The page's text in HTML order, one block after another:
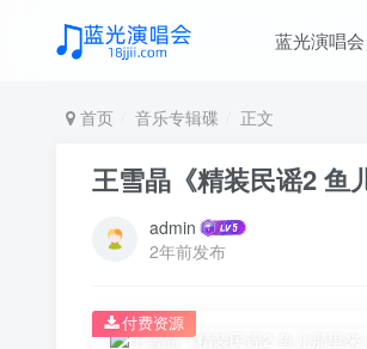
蓝光演唱会
首页 音乐专辑碟 正文
王雪晶《精装民谣2 鱼
admin
2年前发布
付费资源